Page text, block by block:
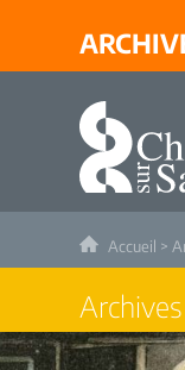
Accueil >